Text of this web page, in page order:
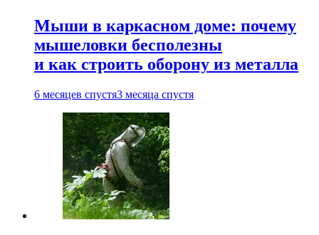
Мыши в каркасном доме: почему
мышеловки бесполезны
и как строить оборону из металла
6 месяцев спустя3 месяца спустя